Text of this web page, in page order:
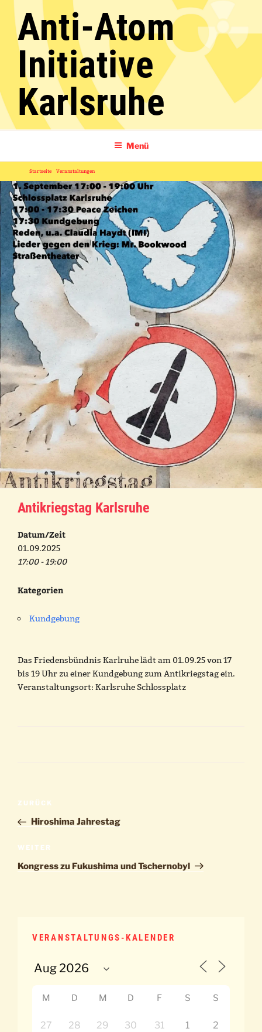
Inhalt
springenAnti-Atom
Initiative
Karlsruhe
Menü
Startseite Veranstaltungen
Antikriegstag Karlsruhe
Datum/Zeit
01.09.2025
17:00 - 19:00
Kategorien
Kundgebung
Das Friedensbündnis Karlruhe lädt am 01.09.25 von 17
bis 19 Uhr zu einer Kundgebung zum Antikriegstag ein.
Veranstaltungsort: Karlsruhe Schlossplatz
Beitragsnavigation
Vorheriger
Beitrag
ZURÜCK
Hiroshima Jahrestag
Nächster
Beitrag
WEITER
Kongress zu Fukushima und Tschernobyl
VERANSTALTUNGS-KALENDER
M D M D F S S
27 28 29 30 31 1 2